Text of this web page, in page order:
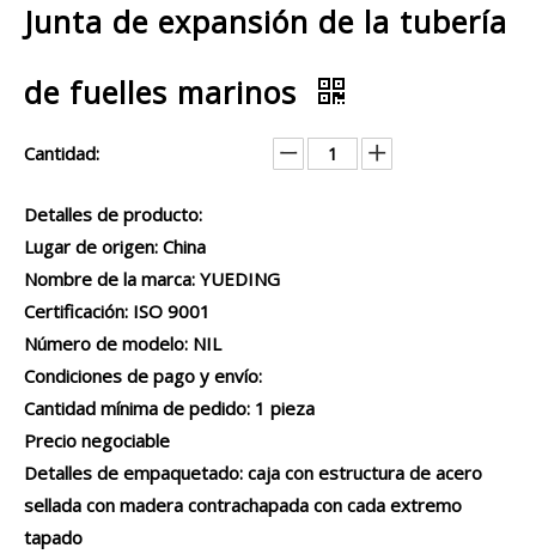
Junta de expansión de la tubería
de fuelles marinos
Cantidad:
Detalles de producto:
Lugar de origen: China
Nombre de la marca: YUEDING
Certificación: ISO 9001
Número de modelo: NIL
Condiciones de pago y envío:
Cantidad mínima de pedido: 1 pieza
Precio negociable
Detalles de empaquetado: caja con estructura de acero
sellada con madera contrachapada con cada extremo
tapado